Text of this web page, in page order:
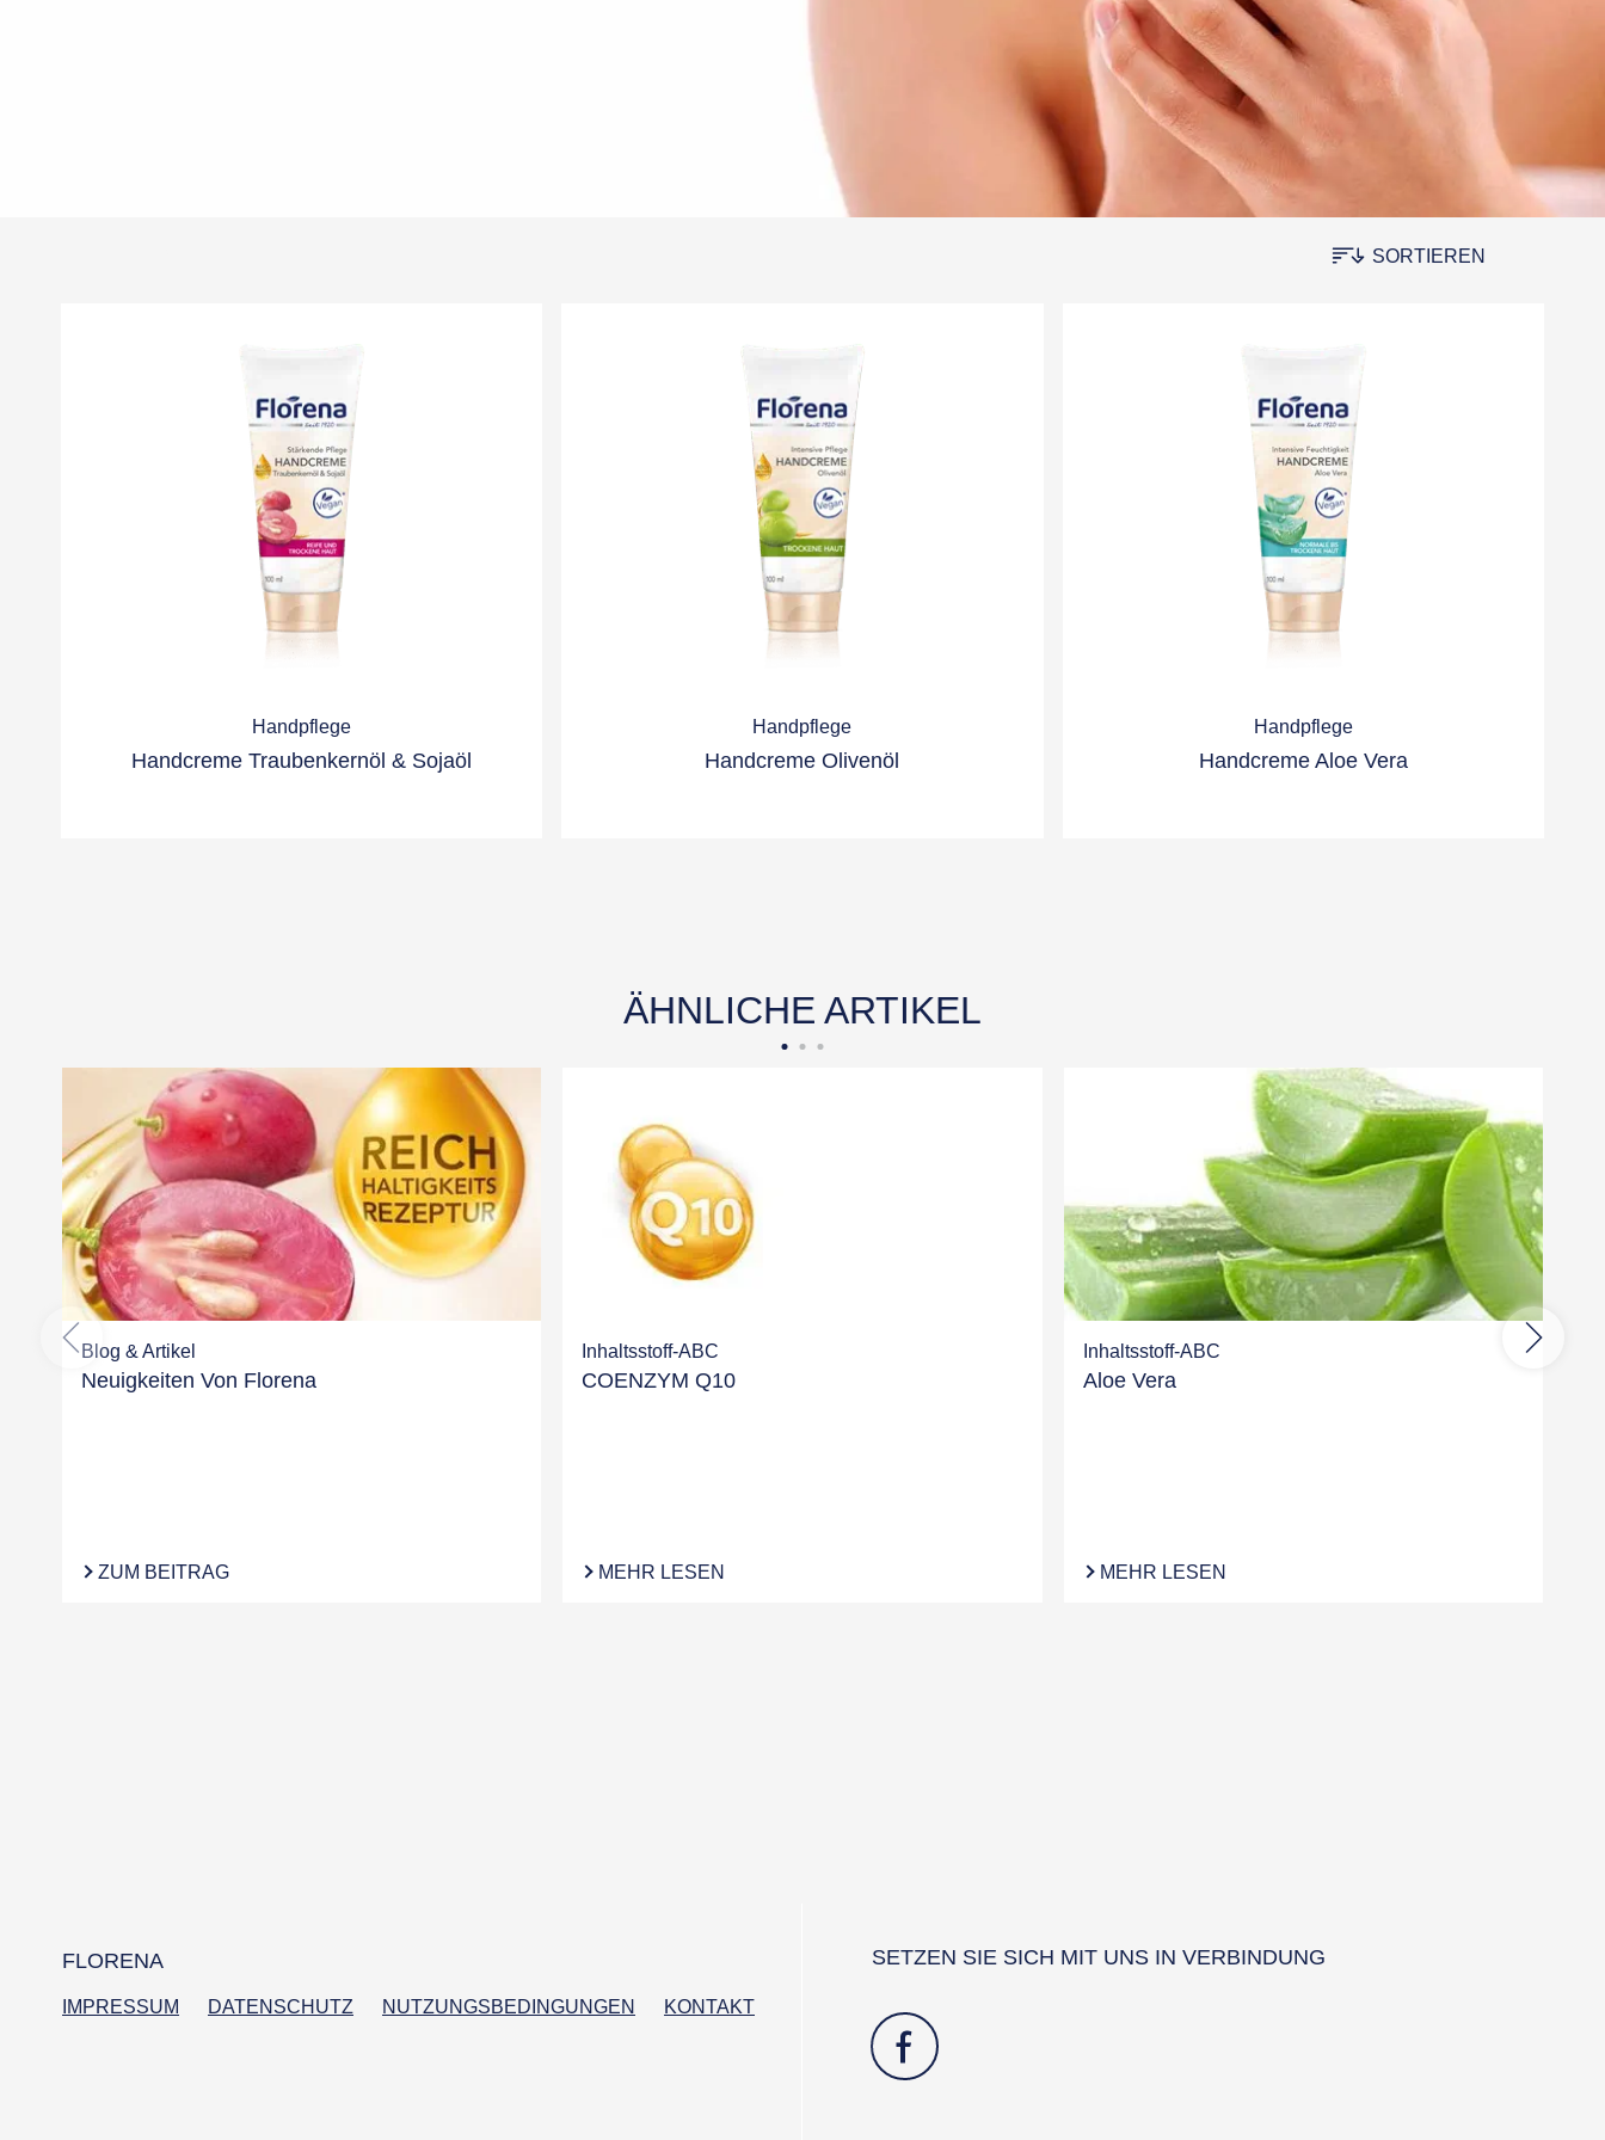
SORTIEREN
Handpflege
Handcreme Traubenkernöl & Sojaöl
Handpflege
Handcreme Olivenöl
Handpflege
Handcreme Aloe Vera
ÄHNLICHE ARTIKEL
Blog & Artikel
Neuigkeiten Von Florena
ZUM BEITRAG
Inhaltsstoff-ABC
COENZYM Q10
MEHR LESEN
Inhaltsstoff-ABC
Aloe Vera
MEHR LESEN
FLORENA
IMPRESSUM DATENSCHUTZ NUTZUNGSBEDINGUNGEN KONTAKT
SETZEN SIE SICH MIT UNS IN VERBINDUNG